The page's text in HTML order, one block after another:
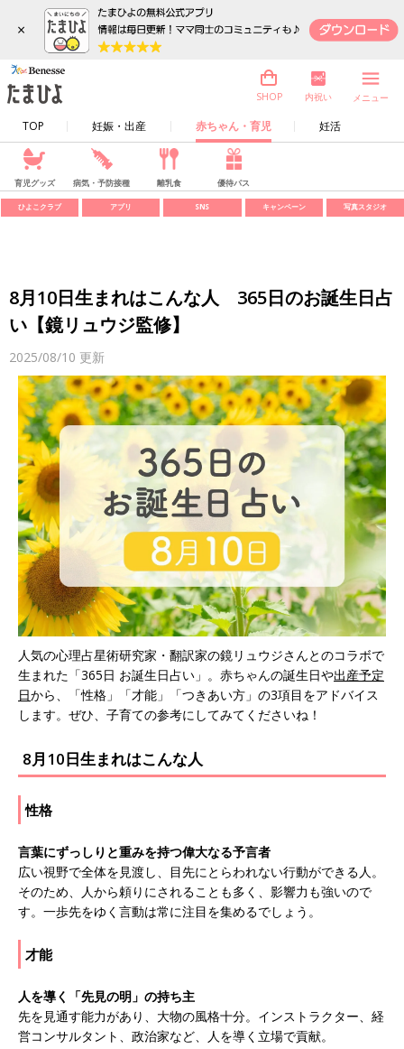
×
TOP 妊娠・出産 赤ちゃん・育児 妊活
SHOP 内祝い メニュー
育児グッズ 病気・予防接種 離乳食 優待パス
ひよこクラブ アプリ SNS キャンペーン 写真スタジオ
8月10日生まれはこんな人 365日のお誕生日占
い【鏡リュウジ監修】
2025/08/10 更新
人気の心理占星術研究家・翻訳家の鏡リュウジさんとのコラボで
生まれた「365日 お誕生日占い」。赤ちゃんの誕生日や出産予定
日から、「性格」「才能」「つきあい方」の3項目をアドバイス
します。ぜひ、子育ての参考にしてみてくださいね！
8月10日生まれはこんな人
性格
言葉にずっしりと重みを持つ偉大なる予言者
広い視野で全体を見渡し、目先にとらわれない行動ができる人。
そのため、人から頼りにされることも多く、影響力も強いので
す。一歩先をゆく言動は常に注目を集めるでしょう。
才能
人を導く「先見の明」の持ち主
先を見通す能力があり、大物の風格十分。インストラクター、経
営コンサルタント、政治家など、人を導く立場で貢献。